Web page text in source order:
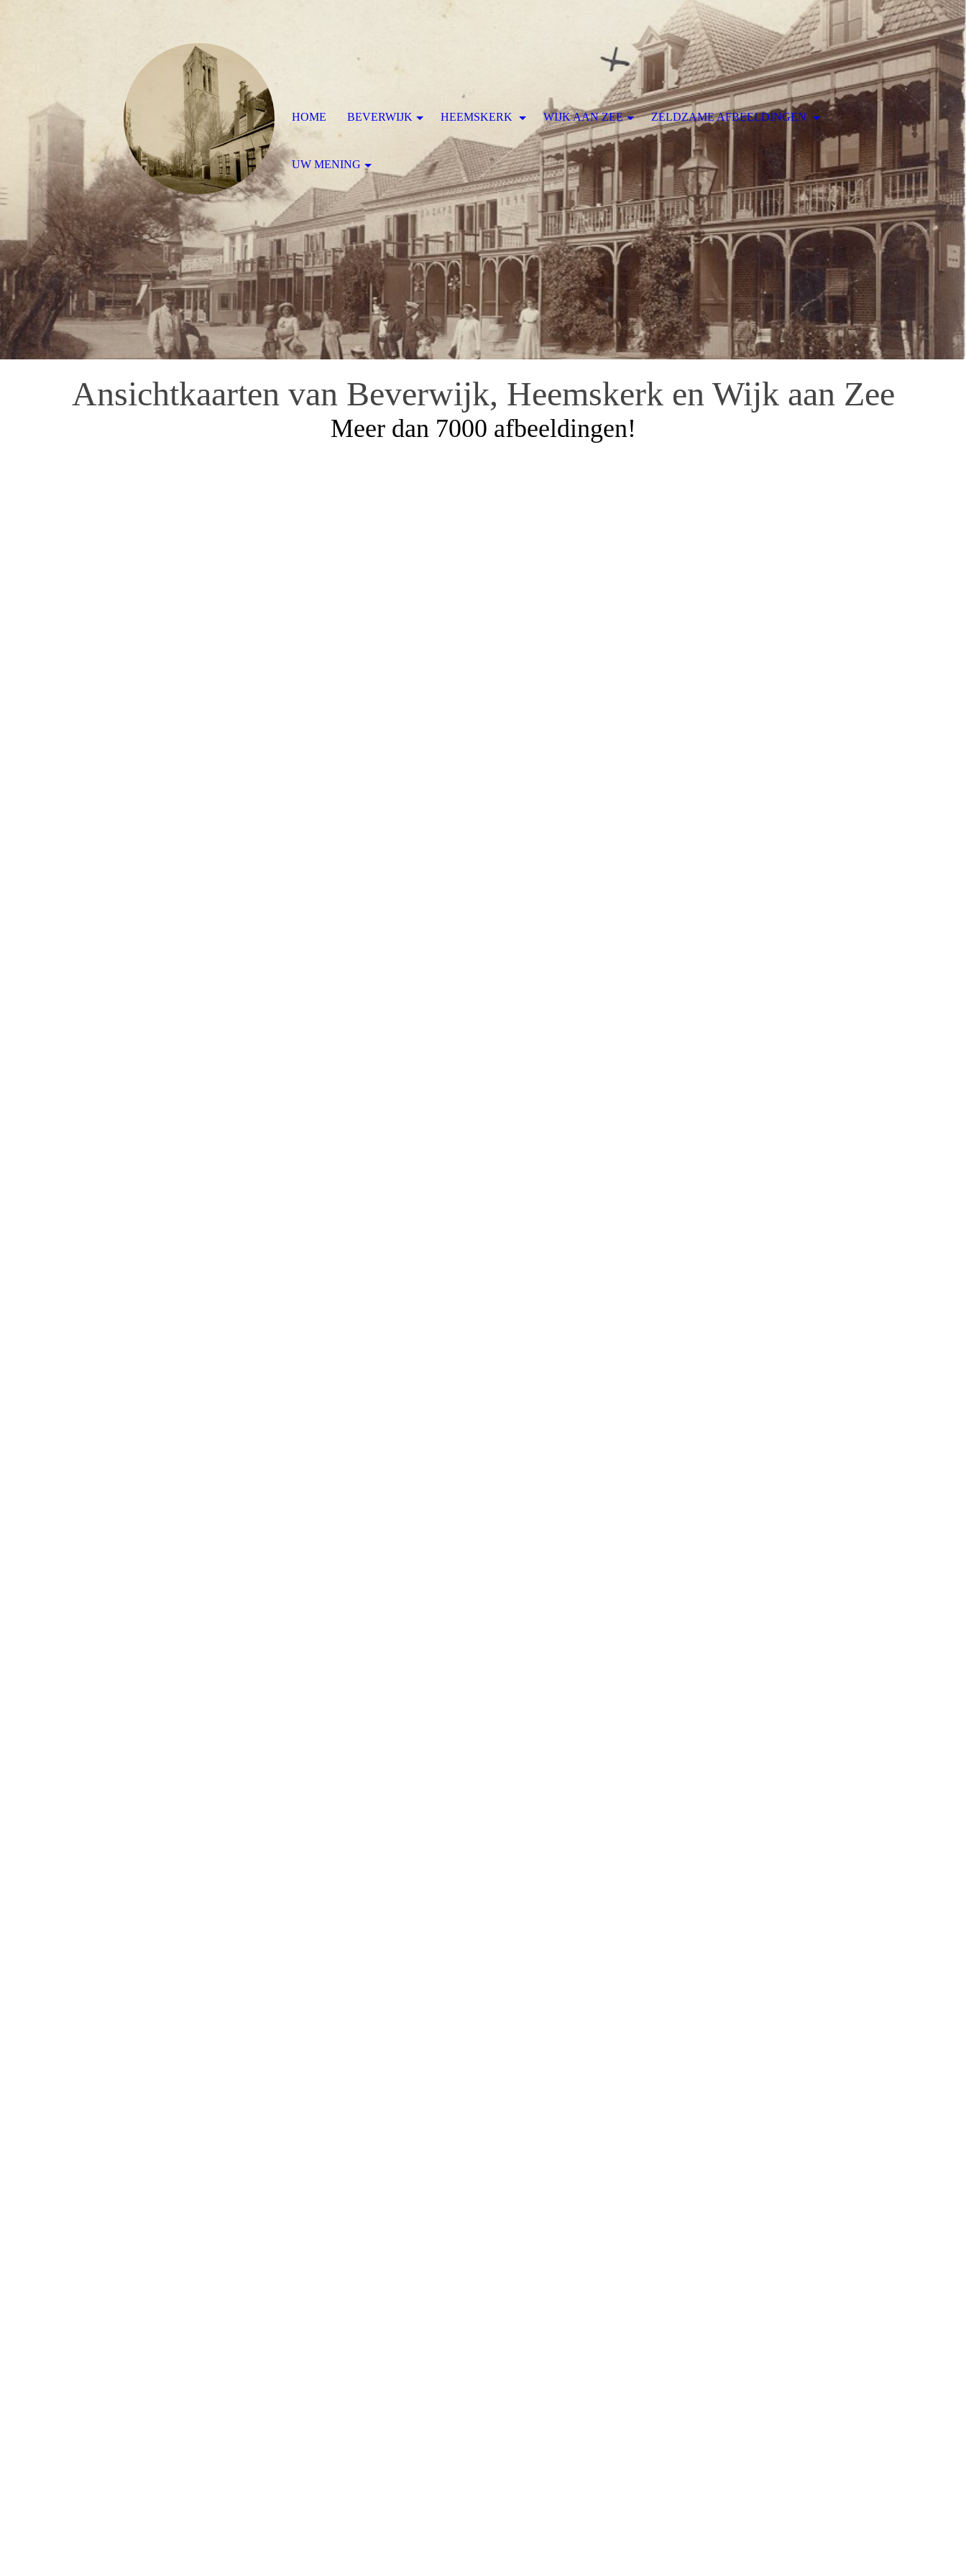
Ansichtkaarten van Beverwijk, Heemskerk en Wijk aan Zee
Meer dan 7000 afbeeldingen!
HOME BEVERWIJK HEEMSKERK WIJK AAN ZEE ZELDZAME AFBEELDINGEN
UW MENING